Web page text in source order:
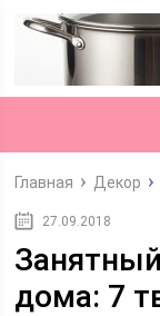
Главная Декор
27.09.2018
дома: 7